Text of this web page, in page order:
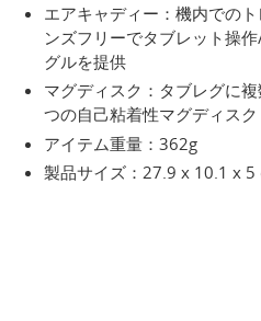
エアキャディー：機内での
ンズフリーでタブレット操
グルを提供
マグディスク：タブレグに
つの自己粘着性マグディスク
アイテム重量：362g
製品サイズ：27.9 x 10.1 x 5